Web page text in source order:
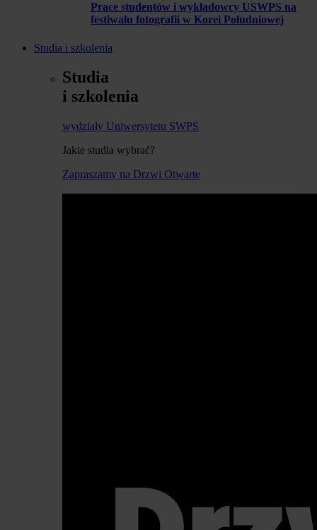
Prace studentów i wykładowcy USWPS na
festiwalu fotografii w Korei Południowej
Studia i szkolenia
Studia
i szkolenia
wydziały Uniwersytetu SWPS
Jakie studia wybrać?
Zapraszamy na Drzwi Otwarte